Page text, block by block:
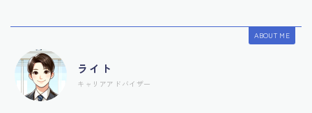
ABOUT ME
ライト
キャリアアドバイザー